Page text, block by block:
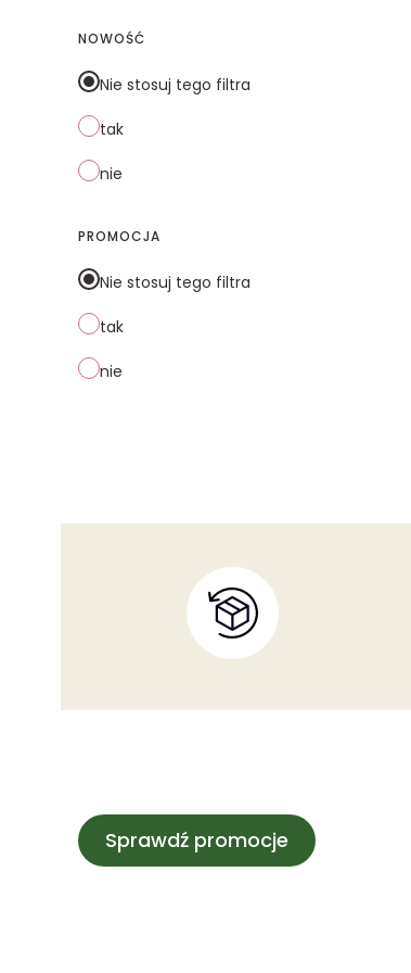
NOWOŚĆ
Nie stosuj tego filtra
tak
nie
PROMOCJA
Nie stosuj tego filtra
tak
nie
Sprawdź promocje